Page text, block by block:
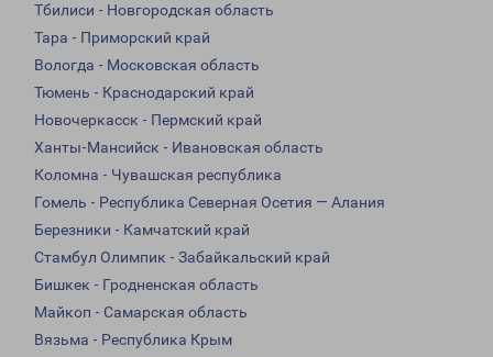
Тбилиси - Новгородская область
Тара - Приморский край
Вологда - Московская область
Тюмень - Краснодарский край
Новочеркасск - Пермский край
Ханты-Мансийск - Ивановская область
Коломна - Чувашская республика
Гомель - Республика Северная Осетия — Алания
Березники - Камчатский край
Стамбул Олимпик - Забайкальский край
Бишкек - Гродненская область
Майкоп - Самарская область
Вязьма - Республика Крым